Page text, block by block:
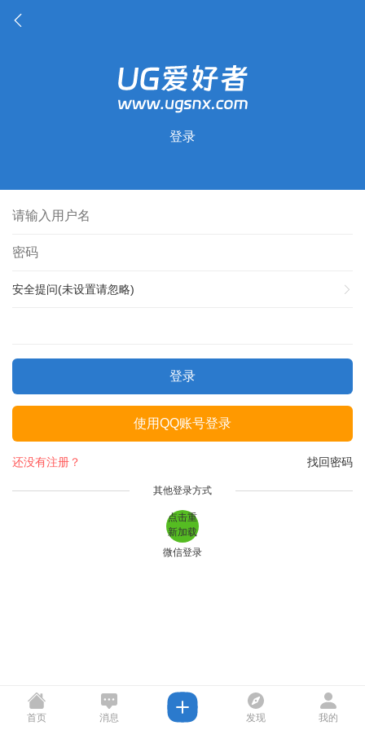
登录
安全提问(未设置请忽略)
登录
使用QQ账号登录
找回密码
还没有注册？
其他登录方式
点击重
新加载
微信登录
首页 消息 发现 我的